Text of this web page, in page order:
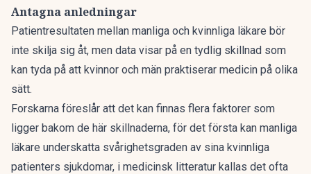
Antagna anledningar
Patientresultaten mellan manliga och kvinnliga läkare bör
inte skilja sig åt, men data visar på en tydlig skillnad som
kan tyda på att kvinnor och män praktiserar medicin på olika
sätt.
Forskarna föreslår att det kan finnas flera faktorer som
ligger bakom de här skillnaderna, för det första kan manliga
läkare underskatta svårighetsgraden av sina kvinnliga
patienters sjukdomar, i medicinsk litteratur kallas det ofta